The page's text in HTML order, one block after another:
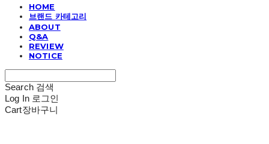
HOME
브랜드 카테고리
ABOUT
Q&A
REVIEW
NOTICE
Search 검색
Log In 로그인
Cart장바구니